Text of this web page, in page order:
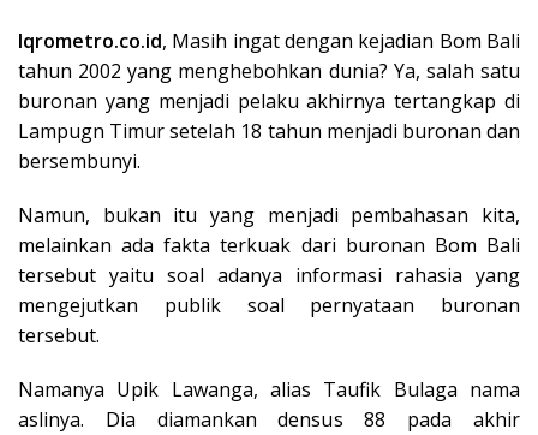
Iqrometro.co.id, Masih ingat dengan kejadian Bom Bali
tahun 2002 yang menghebohkan dunia? Ya, salah satu
buronan yang menjadi pelaku akhirnya tertangkap di
Lampugn Timur setelah 18 tahun menjadi buronan dan
bersembunyi.
Namun, bukan itu yang menjadi pembahasan kita,
melainkan ada fakta terkuak dari buronan Bom Bali
tersebut yaitu soal adanya informasi rahasia yang
mengejutkan publik soal pernyataan buronan
tersebut.
Namanya Upik Lawanga, alias Taufik Bulaga nama
aslinya. Dia diamankan densus 88 pada akhir